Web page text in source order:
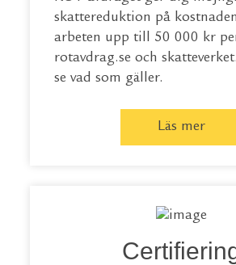
skattereduktion på
arbeten upp till 50 000 kr
rotavdrag.se och
se vad som gäller.
Läs mer